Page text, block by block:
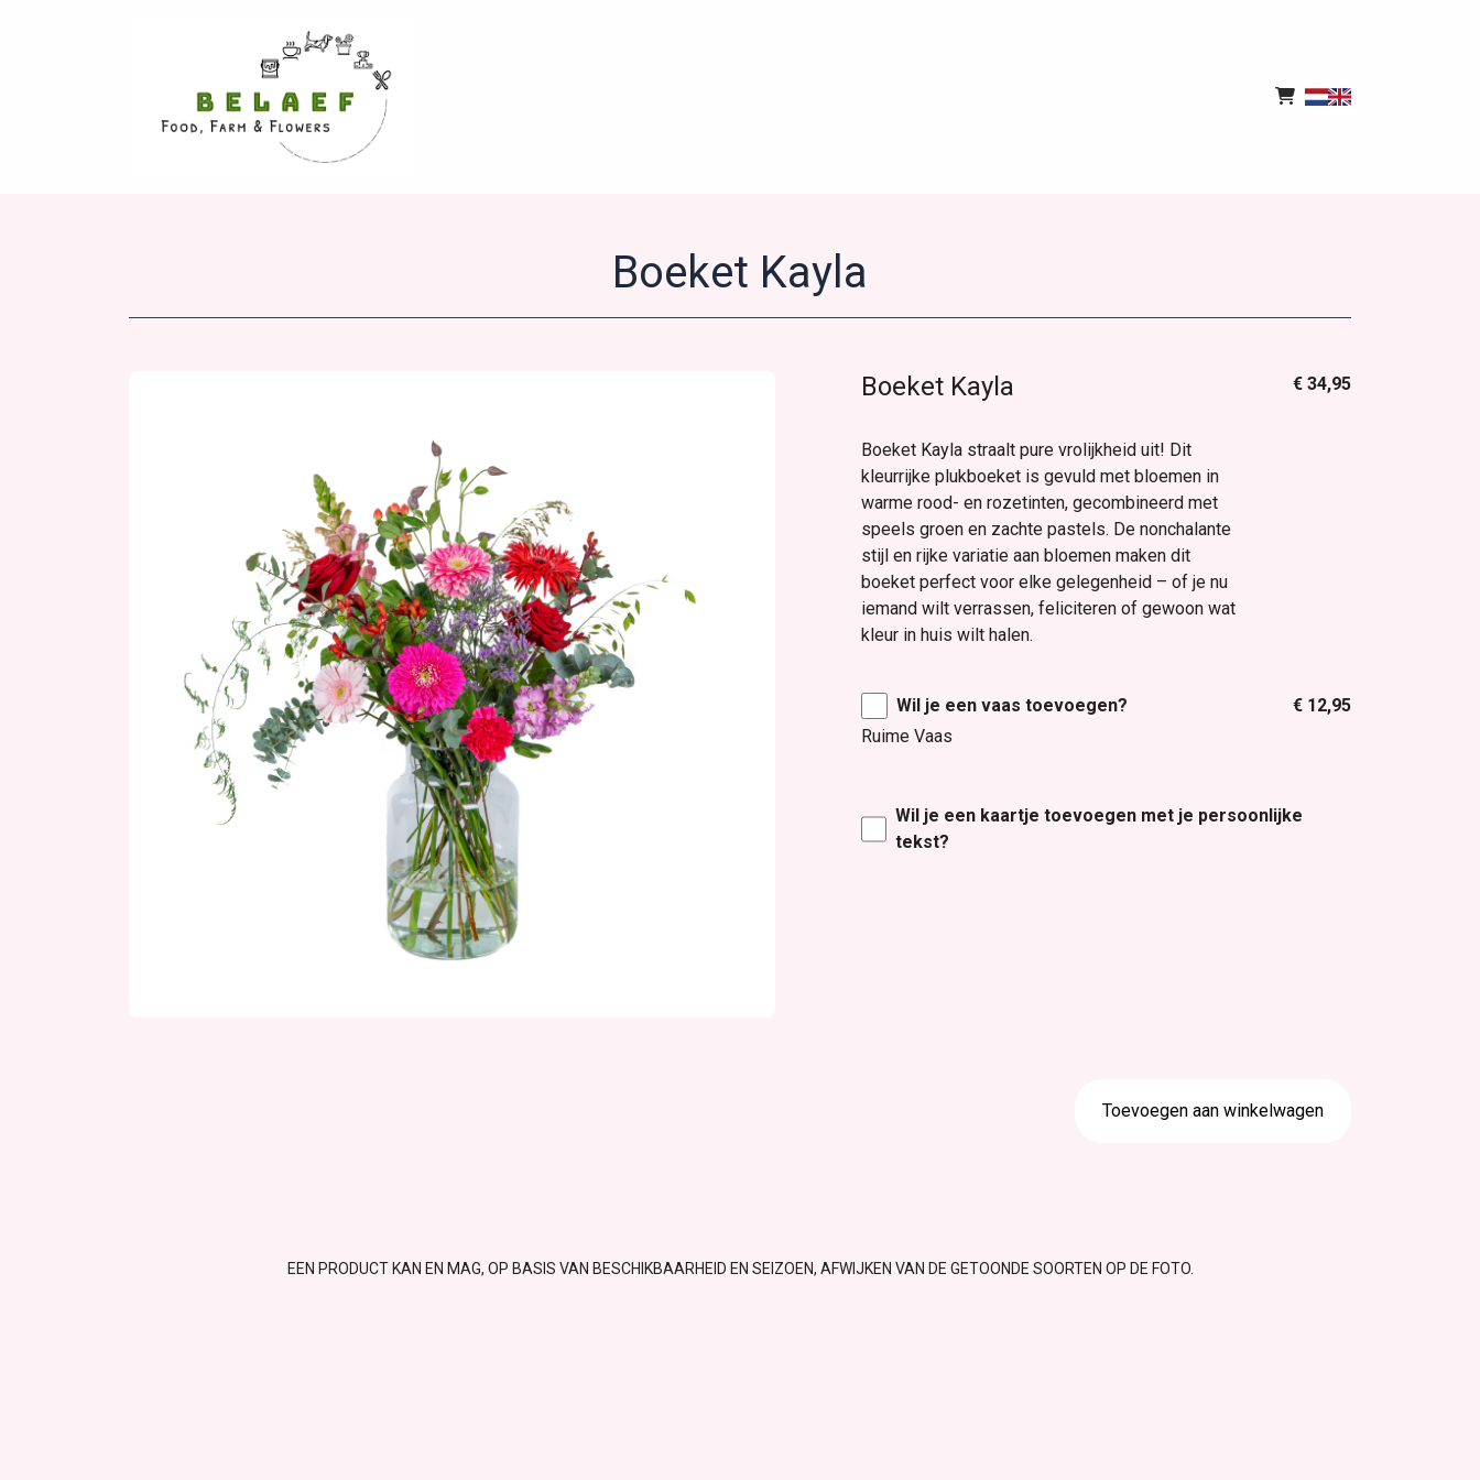
Boeket Kayla
Boeket Kayla
Boeket Kayla straalt pure vrolijkheid uit! Dit
kleurrijke plukboeket is gevuld met bloemen in
warme rood- en rozetinten, gecombineerd met
speels groen en zachte pastels. De nonchalante
stijl en rijke variatie aan bloemen maken dit
boeket perfect voor elke gelegenheid – of je nu
iemand wilt verrassen, feliciteren of gewoon wat
kleur in huis wilt halen.
€ 34,95
Wil je een vaas toevoegen?
Ruime Vaas
€ 12,95
Wil je een kaartje toevoegen met je persoonlijke
tekst?
Toevoegen aan winkelwagen
EEN PRODUCT KAN EN MAG, OP BASIS VAN BESCHIKBAARHEID EN SEIZOEN, AFWIJKEN VAN DE GETOONDE SOORTEN OP DE FOTO.